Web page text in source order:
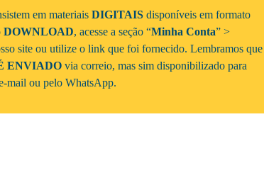
em materiais DIGITAIS disponíveis em formato
DOWNLOAD, acesse a seção “Minha Conta” >
site ou utilize o link que foi fornecido. Lembramos que
ENVIADO via correio, mas sim disponibilizado para
mail ou pelo WhatsApp.